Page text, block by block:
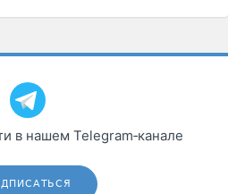
в нашем Telegram‑канале